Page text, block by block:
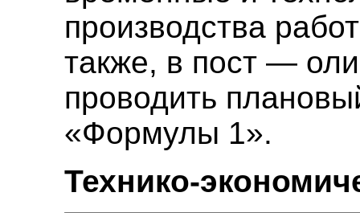
производства
также, в пост —
проводить
«Формулы 1».
Технико-